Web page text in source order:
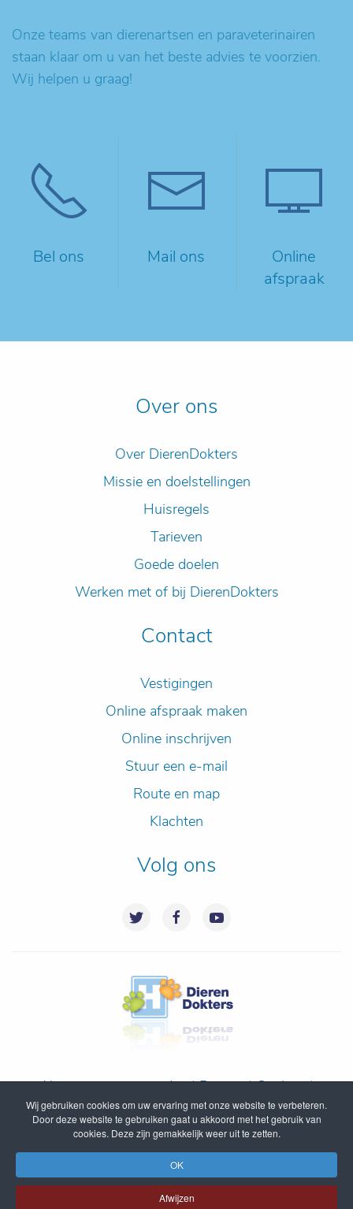
Onze teams van dierenartsen en paraveterinairen
staan klaar om u van het beste advies te voorzien.
Wij helpen u graag!
Bel ons Mail ons
Online
afspraak
Over ons
Over DierenDokters
Missie en doelstellingen
Huisregels
Tarieven
Goede doelen
Werken met of bij DierenDokters
Contact
Vestigingen
Online afspraak maken
Online inschrijven
Stuur een e-mail
Route en map
Klachten
Volg ons
Algemene voorwaarden|Privacy|Cookies|
Disclaimer|Inloggen|Sitemap
© DierenDokters B.V. 2005 - 2020
Wij gebruiken cookies om uw ervaring met onze website te verbeteren.
Door deze website te gebruiken gaat u akkoord met het gebruik van
cookies. Deze zijn gemakkelijk weer uit te zetten.
OK
Afwijzen